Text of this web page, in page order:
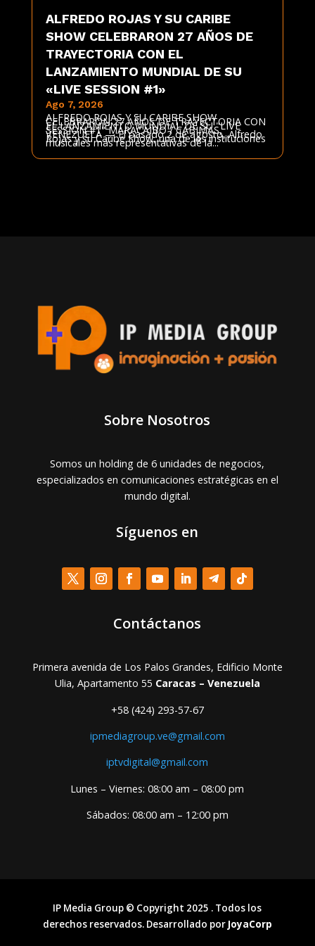
ALFREDO ROJAS Y SU CARIBE
SHOW CELEBRARON 27 AÑOS DE
TRAYECTORIA CON EL
LANZAMIENTO MUNDIAL DE SU
«LIVE SESSION #1»
Ago 7, 2026
ALFREDO ROJAS Y SU CARIBE SHOW
CELEBRARON 27 AÑOS DE TRAYECTORIA CON
EL LANZAMIENTO MUNDIAL DE SU "LIVE
SESSION #1" MARACAIBO / CABIMAS,
VENEZUELA — El pasado 2 de agosto, Alfredo
Rojas y su Caribe Show, una de las instituciones
musicales más representativas de la...
Sobre Nosotros
Somos un holding de 6 unidades de negocios,
especializados en comunicaciones estratégicas en el
mundo digital.
Síguenos en
Contáctanos
Primera avenida de Los Palos Grandes, Edificio Monte
Ulia, Apartamento 55 Caracas – Venezuela
+58 (424) 293-57-67
ipmediagroup.ve@gmail.com
iptvdigital@gmail.com
Lunes – Viernes: 08:00 am – 08:00 pm
Sábados: 08:00 am – 12:00 pm
IP Media Group © Copyright 2025 . Todos los
derechos reservados. Desarrollado por JoyaCorp